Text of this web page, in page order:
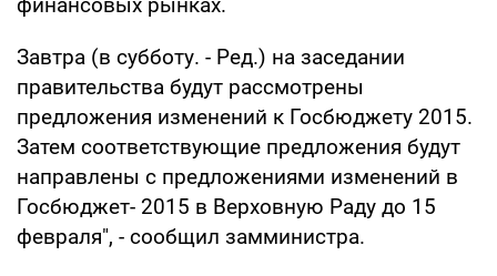
Завтра (в субботу. - Ред.) на заседании
правительства будут рассмотрены
предложения изменений к Госбюджету 2015.
Затем соответствующие предложения будут
направлены с предложениями изменений в
Госбюджет- 2015 в Верховную Раду до 15
февраля", - сообщил замминистра.